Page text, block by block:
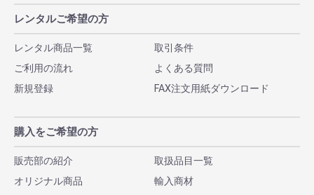
レンタルご希望の方
レンタル商品一覧
取引条件
ご利用の流れ
よくある質問
新規登録
FAX注文用紙ダウンロード
購入をご希望の方
販売部の紹介
取扱品目一覧
オリジナル商品
輸入商材